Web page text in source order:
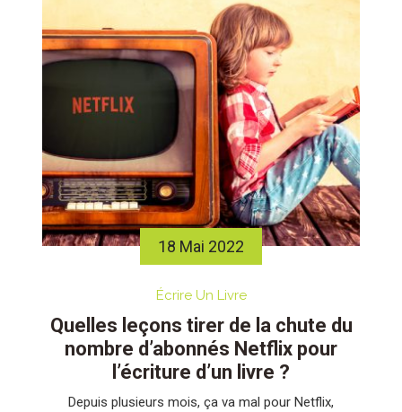
18 Mai 2022
Écrire Un Livre
Quelles leçons tirer de la chute du
nombre d’abonnés Netflix pour
l’écriture d’un livre ?
Depuis plusieurs mois, ça va mal pour Netflix,